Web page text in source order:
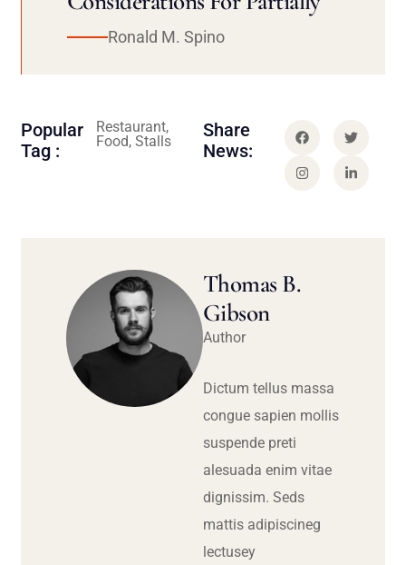
Ronald M. Spino
Popular
Tag :
Restaurant,
Food, Stalls
Share
News:
Thomas B.
Gibson
Author
Dictum tellus massa
congue sapien mollis
suspende preti
alesuada enim vitae
dignissim. Seds
mattis adipiscineg
lectusey